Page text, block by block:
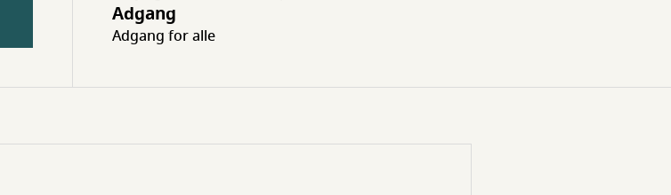
Adgang
Adgang for alle